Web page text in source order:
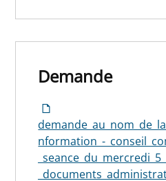
Demande
nformation_-